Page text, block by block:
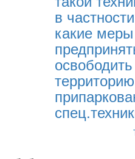
в
какие